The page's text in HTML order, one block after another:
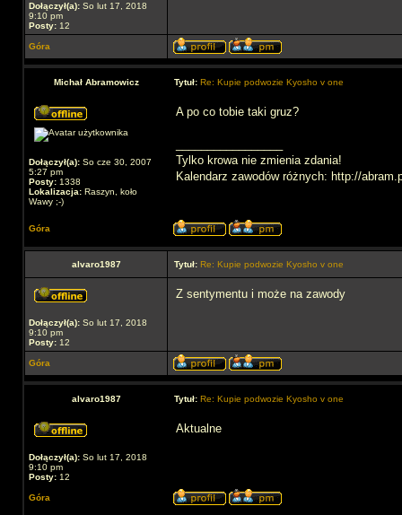
Dołączył(a): So lut 17, 2018
9:10 pm
Posty: 12
Góra
Michał Abramowicz Tytuł: Re: Kupie podwozie Kyosho v one
Dołączył(a): So cze 30, 2007
5:27 pm
Posty: 1338
Lokalizacja: Raszyn, koło
Wawy ;-)
A po co tobie taki gruz?
Tylko krowa nie zmienia zdania!
Kalendarz zawodów różnych: http://
Góra
alvaro1987 Tytuł: Re: Kupie podwozie Kyosho v one
Dołączył(a): So lut 17, 2018
9:10 pm
Posty: 12
Z sentymentu i może na zawody
Góra
alvaro1987 Tytuł: Re: Kupie podwozie Kyosho v one
Dołączył(a): So lut 17, 2018
9:10 pm
Posty: 12
Aktualne
Góra